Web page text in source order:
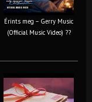
Érints meg – Gerry Music
(Official Music Video) ??